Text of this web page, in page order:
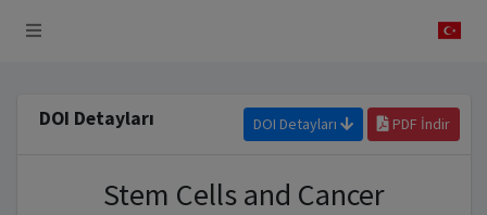
DOI Detayları DOI Detayları PDF İndir
Stem Cells and Cancer